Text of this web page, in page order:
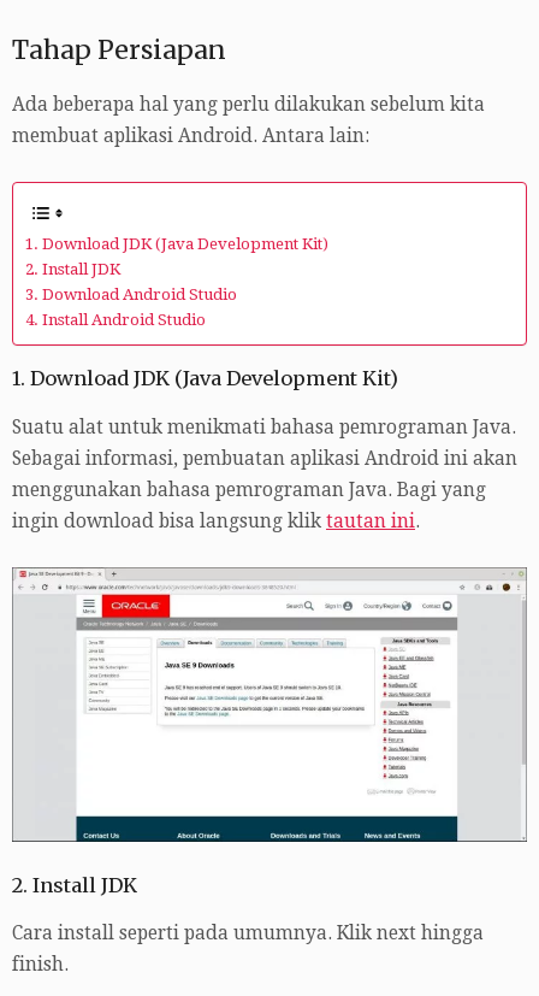
Tahap Persiapan
Ada beberapa hal yang perlu dilakukan sebelum kita
membuat aplikasi Android. Antara lain:
1. Download JDK (Java Development Kit)
2. Install JDK
3. Download Android Studio
4. Install Android Studio
1. Download JDK (Java Development Kit)
Suatu alat untuk menikmati bahasa pemrograman Java.
Sebagai informasi, pembuatan aplikasi Android ini akan
menggunakan bahasa pemrograman Java. Bagi yang
ingin download bisa langsung klik tautan ini.
2. Install JDK
Cara install seperti pada umumnya. Klik next hingga
finish.